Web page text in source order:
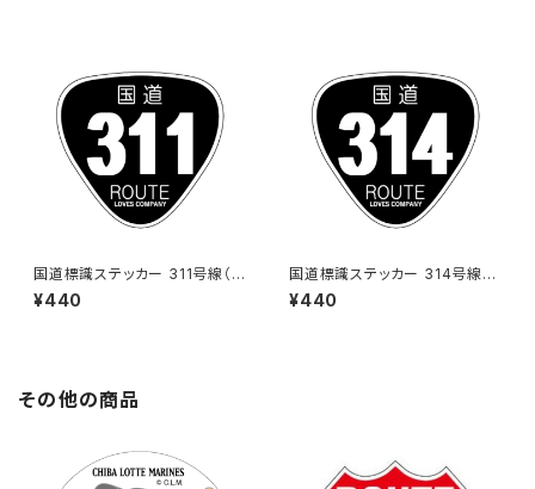
国道標識ステッカー 311号線（ブ
ラック）
¥440
国道標識ステッカー 314号線
（ブラック）
¥440
その他の商品